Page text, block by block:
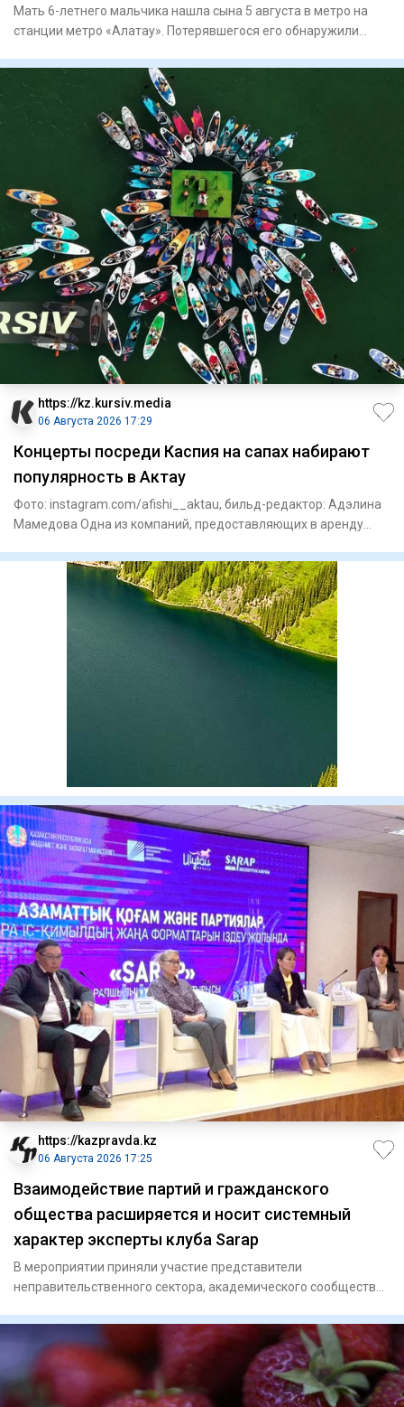
Мать 6-летнего мальчика нашла сына 5 августа в метро на
станции метро «Алатау». Потерявшегося его обнаружили
https://kz.kursiv.media
06 Августа 2026 17:29
Концерты посреди Каспия на сапах набирают
популярность в Актау
Фото: instagram.com/afishi__aktau, бильд-редактор: Адэлина
Мамедова Одна из компаний, предоставляющих в аренду
https://kazpravda.kz
06 Августа 2026 17:25
Взаимодействие партий и гражданского
общества расширяется и носит системный
характер эксперты клуба Sarap
В мероприятии приняли участие представители
неправительственного сектора, академического сообщества